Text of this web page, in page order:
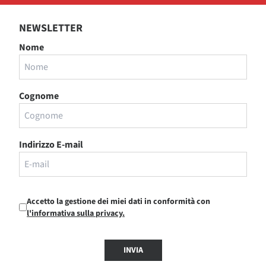
NEWSLETTER
Nome
Cognome
Indirizzo E-mail
Accetto la gestione dei miei dati in conformità con
l'informativa sulla privacy.
INVIA